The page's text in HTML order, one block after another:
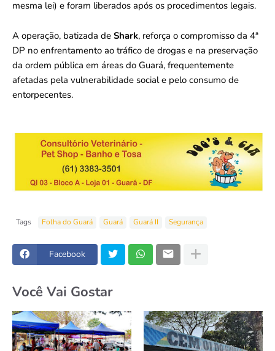
mesma lei) e foram liberados após os procedimentos legais.
A operação, batizada de Shark, reforça o compromisso da 4ª
DP no enfrentamento ao tráfico de drogas e na preservação
da ordem pública em áreas do Guará, frequentemente
afetadas pela vulnerabilidade social e pelo consumo de
entorpecentes.
Tags Folha do Guará Guará Guará II Segurança
Facebook
Você Vai Gostar